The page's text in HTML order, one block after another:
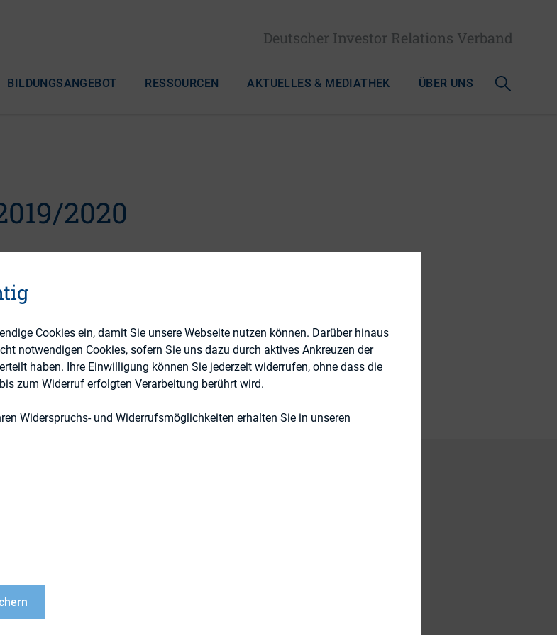
Deutscher Investor Relations Verband
BILDUNGSANGEBOT RESSOURCEN AKTUELLES & MEDIATHEK ÜBER UNS
2020
Investoren
Externe Publikationen
hat sich auch laut der Studie der IR.on AG im Jahr
in Folge (40 Emissionen, +14 %)
Cookies ein, damit Sie unsere Webseite nutzen können. Darüber hinaus
notwendigen Cookies, sofern Sie uns dazu durch aktives Ankreuzen der
haben. Ihre Einwilligung können Sie jederzeit widerrufen, ohne dass die
zum Widerruf erfolgten Verarbeitung berührt wird.
Widerspruchs- und Widerrufsmöglichkeiten erhalten Sie in unseren